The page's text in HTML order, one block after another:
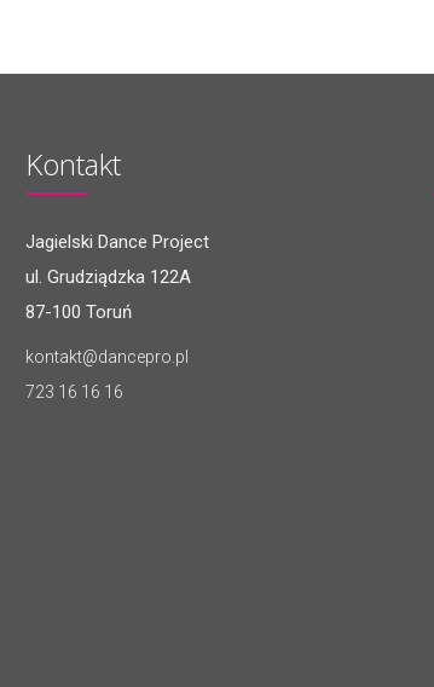
Kontakt
Jagielski Dance Project
ul. Grudziądzka 122A
87-100 Toruń
kontakt@dancepro.pl
723 16 16 16